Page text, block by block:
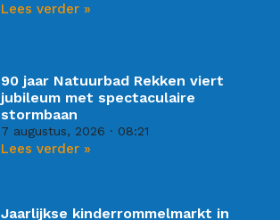
Lees verder »
90 jaar Natuurbad Rekken viert
jubileum met spectaculaire
stormbaan
7 augustus, 2026 08:21
Lees verder »
Jaarlijkse kinderrommelmarkt in